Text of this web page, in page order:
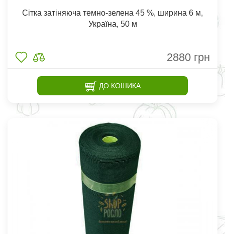
Сітка затіняюча темно-зелена 45 %, ширина 6 м,
Україна, 50 м
2880 грн
ДО КОШИКА